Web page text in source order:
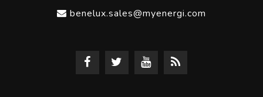
benelux.sales@myenergi.com